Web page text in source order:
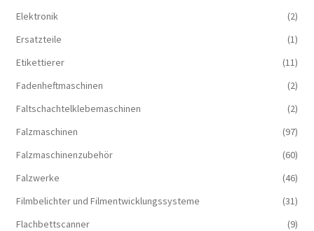
Elektronik
(2)
Ersatzteile
(1)
Etikettierer
(11)
Fadenheftmaschinen
(2)
Faltschachtelklebemaschinen
(2)
Falzmaschinen
(97)
Falzmaschinenzubehör
(60)
Falzwerke
(46)
Filmbelichter und Filmentwicklungssysteme
(31)
Flachbettscanner
(9)